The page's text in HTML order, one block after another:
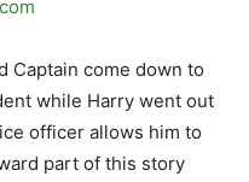
Captain come down to
while Harry went out
officer allows him to
part of this story